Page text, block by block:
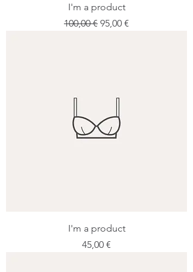
I'm a product
Prix original
100,00 € Prix promotionnel
95,00 €
I'm a product
Prix
45,00 €